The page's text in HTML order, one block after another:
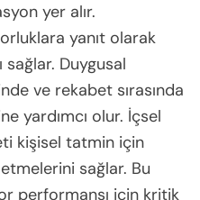
yer alır.
yanıt olarak
sağlar. Duygusal
ve rekabet sırasında
yardımcı olur. İçsel
kişisel tatmin için
sağlar. Bu
performansı için kritik